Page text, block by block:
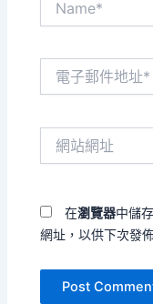
在瀏覽器中儲
網址，以供下次發